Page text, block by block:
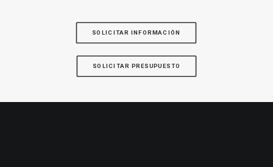
SOLICITAR INFORMACIÓN
SOLICITAR PRESUPUESTO